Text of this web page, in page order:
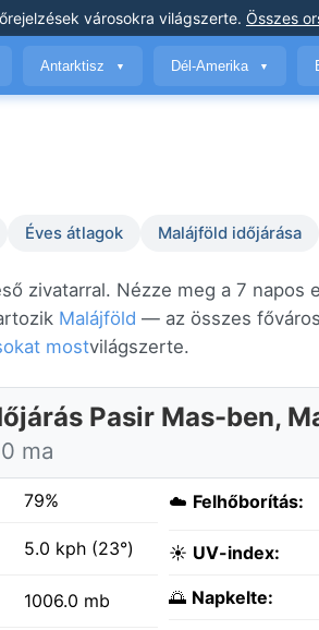
városokra világszerte. Összes
Antarktisz ▼ Dél-Amerika ▼
Éves átlagok Malájföld időjárása
zivatarral. Nézze meg a 7 napos
Malájföld — az összes
mostvilágszerte.
Pasir Mas-ben,
ma
79%
5.0 kph (23°)
1006.0 mb
☁️ Felhőborítás:
☀️ UV-index:
🌅 Napkelte: